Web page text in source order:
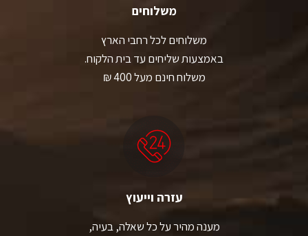
משלוחים
משלוחים לכל רחבי הארץ
באמצעות שליחים עד בית הלקוח.
משלוח חינם מעל 400 ₪
עזרה וייעוץ
מענה מהיר על כל שאלה, בעיה,